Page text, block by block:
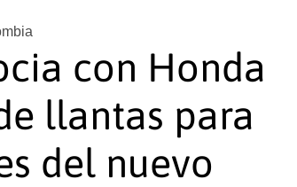
con Honda
llantas para
del nuevo